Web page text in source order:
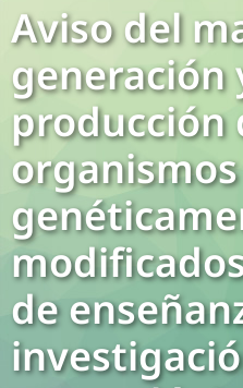
Aviso del
generación
producción
organismos
de